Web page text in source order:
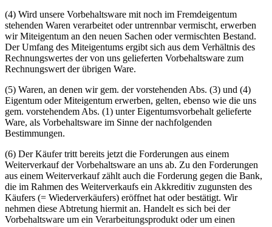
(4) Wird unsere Vorbehaltsware mit noch im Fremdeigentum
stehenden Waren verarbeitet oder untrennbar vermischt, erwerben
wir Miteigentum an den neuen Sachen oder vermischten Bestand.
Der Umfang des Miteigentums ergibt sich aus dem Verhältnis des
Rechnungswertes der von uns gelieferten Vorbehaltsware zum
Rechnungswert der übrigen Ware.
(5) Waren, an denen wir gem. der vorstehenden Abs. (3) und (4)
Eigentum oder Miteigentum erwerben, gelten, ebenso wie die uns
gem. vorstehendem Abs. (1) unter Eigentumsvorbehalt gelieferte
Ware, als Vorbehaltsware im Sinne der nachfolgenden
Bestimmungen.
(6) Der Käufer tritt bereits jetzt die Forderungen aus einem
Weiterverkauf der Vorbehaltsware an uns ab. Zu den Forderungen
aus einem Weiterverkauf zählt auch die Forderung gegen die Bank,
die im Rahmen des Weiterverkaufs ein Akkreditiv zugunsten des
Käufers (= Wiederverkäufers) eröffnet hat oder bestätigt. Wir
nehmen diese Abtretung hiermit an. Handelt es sich bei der
Vorbehaltsware um ein Verarbeitungsprodukt oder um einen